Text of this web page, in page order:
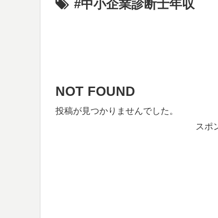
#中小企業診断士年収
NOT FOUND
投稿が見つかりませんでした。
スポ